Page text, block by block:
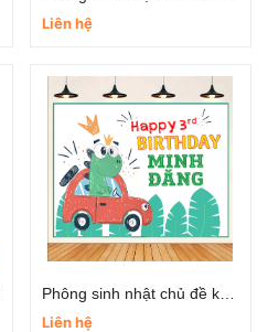
Liên hệ
Phông sinh nhật chủ đề khủng long
Liên hệ